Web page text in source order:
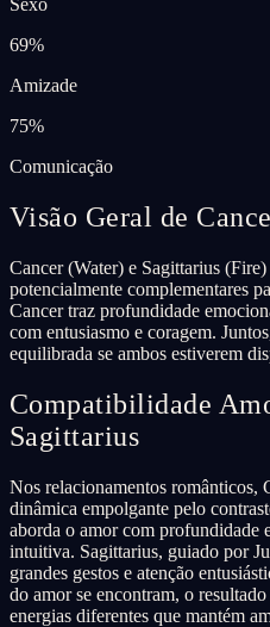
69%
Amizade
75%
Comunicação
Visão Geral de
Cancer (Water) e Sagittarius
potencialmente complementares
Cancer traz profundidade
com entusiasmo e coragem.
equilibrada se ambos estiverem
Compatibilidade
Sagittarius
Nos relacionamentos românticos,
dinâmica empolgante pelo
aborda o amor com profundidade
intuitiva. Sagittarius, guiado por
grandes gestos e atenção
do amor se encontram, o
energias diferentes que mantém